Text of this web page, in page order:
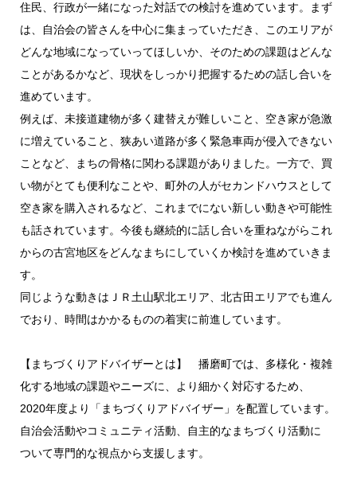
住民、行政が一緒になった対話での検討を進めています。まず
は、自治会の皆さんを中心に集まっていただき、このエリアが
どんな地域になっていってほしいか、そのための課題はどんな
ことがあるかなど、現状をしっかり把握するための話し合いを
進めています。
例えば、未接道建物が多く建替えが難しいこと、空き家が急激
に増えていること、狭あい道路が多く緊急車両が侵入できない
ことなど、まちの骨格に関わる課題がありました。一方で、買
い物がとても便利なことや、町外の人がセカンドハウスとして
空き家を購入されるなど、これまでにない新しい動きや可能性
も話されています。今後も継続的に話し合いを重ねながらこれ
からの古宮地区をどんなまちにしていくか検討を進めていきま
す。
同じような動きはＪＲ土山駅北エリア、北古田エリアでも進ん
でおり、時間はかかるものの着実に前進しています。
【まちづくりアドバイザーとは】 播磨町では、多様化・複雑
化する地域の課題やニーズに、より細かく対応するため、
2020年度より「まちづくりアドバイザー」を配置しています。
自治会活動やコミュニティ活動、自主的なまちづくり活動に
ついて専門的な視点から支援します。